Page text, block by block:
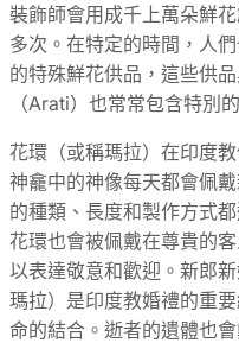
裝飾師會用成千上萬朵鮮
多次。在特定的時間，人
的特殊鮮花供品，這些供
（Arati）也常常包含特別
花環（或稱瑪拉）在印度
神龕中的神像每天都會佩
的種類、長度和製作方式
花環也會被佩戴在尊貴的
以表達敬意和歡迎。新郎
瑪拉）是印度教婚禮的重
命的結合。逝者的遺體也